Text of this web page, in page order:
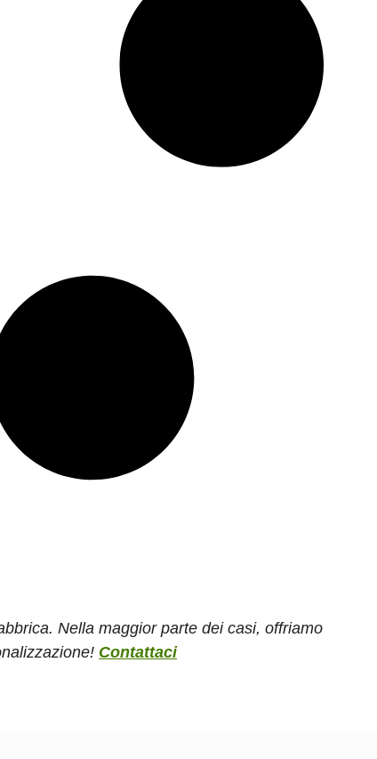
Nella maggior parte dei casi, offriamo
Contattaci